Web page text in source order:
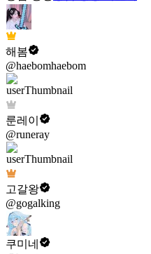
해봄
@haebomhaebom
룬레이
@runeray
고갈왕
@gogalking
쿠미네